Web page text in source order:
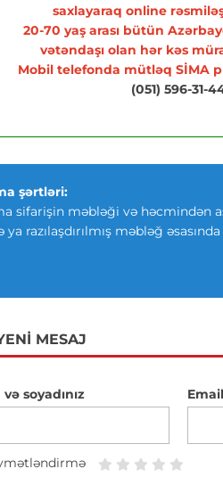
saxlayaraq online
20-70 yaş arası bütün
vətəndaşı olan hər kəs
Mobil telefonda mütləq SİMA
(051) 596-31-
şərtləri:
sifarişin məbləği və həcmindən
ya razılaşdırılmış məbləğ
MESAJ
soyadınız Email